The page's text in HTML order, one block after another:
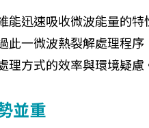
能迅速吸收微波能量的
此一微波熱裂解處理程序
理方式的效率與環境疑慮
並重